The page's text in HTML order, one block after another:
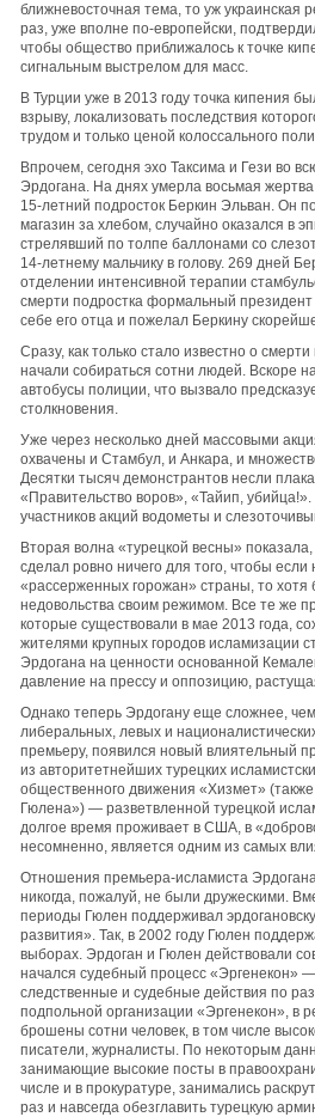
ближневосточная тема, то уж украинская
раз, уже вполне по-европейски,
чтобы общество приближалось к точке
сигнальным выстрелом для масс.
В Турции уже в 2013 году точка кипения
взрыву, локализовать последствия
трудом и только ценой колоссального
Впрочем, сегодня эхо Таксима и Гези во
Эрдогана. На днях умерла восьмая
15-летний подросток Беркин Эльван. Он
магазин за хлебом, случайно оказался в
стрелявший по толпе баллонами со
14-летнему мальчику в голову. 269 дней
отделении интенсивной терапии
смерти подростка формальный президент
себе его отца и пожелал Беркину
Сразу, как только стало известно о
начали собираться сотни людей. Вскоре
автобусы полиции, что вызвало
столкновения.
Уже через несколько дней массовыми
охвачены и Стамбул, и Анкара, и
Десятки тысяч демонстрантов несли
«Правительство воров», «Тайип,
участников акций водометы и
Вторая волна «турецкой весны»
сделал ровно ничего для того, чтобы если
«рассерженных горожан» страны, то хотя
недовольства своим режимом. Все те же
которые существовали в мае 2013 года,
жителями крупных городов исламизации
Эрдогана на ценности основанной
давление на прессу и оппозицию,
Однако теперь Эрдогану еще сложнее,
либеральных, левых и
премьеру, появился новый влиятельный
из авторитетнейших турецких
общественного движения «Хизмет»
Гюлена») — разветвленной турецкой
долгое время проживает в США, в
несомненно, является одним из самых
Отношения премьера-исламиста
никогда, пожалуй, не были дружескими.
периоды Гюлен поддерживал
развития». Так, в 2002 году Гюлен
выборах. Эрдоган и Гюлен действовали
начался судебный процесс «Эргенекон»
следственные и судебные действия по
подпольной организации «Эргенекон», в
брошены сотни человек, в том числе
писатели, журналисты. По некоторым
занимающие высокие посты в
числе и в прокуратуре, занимались
раз и навсегда обезглавить турецкую